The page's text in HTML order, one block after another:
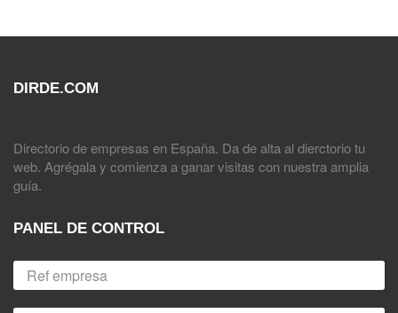
DIRDE.COM
Directorio de empresas en España. Da de alta al dierctorio tu
web. Agrégala y comienza a ganar visitas con nuestra amplia
guía.
PANEL DE CONTROL